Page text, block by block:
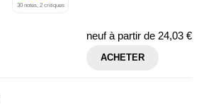
30 notes, 2 critiques
neuf à partir de 24,03 €
ACHETER